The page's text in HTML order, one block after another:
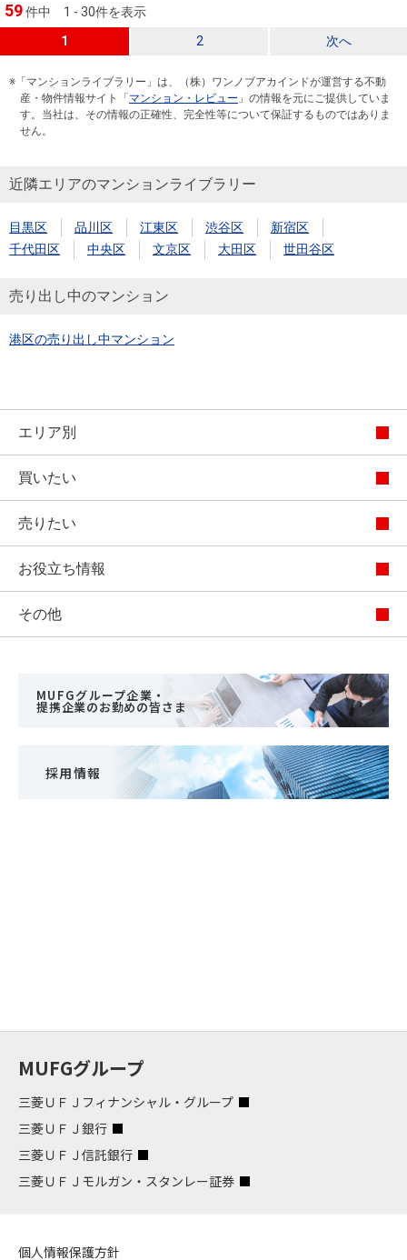
59件中
1 - 30件を表示
1
2 次へ
※「マンションライブラリー」は、（株）ワンノブアカインドが運営する不動
産・物件情報サイト「 マンション・レビュー 」の情報を元にご提供していま
す。当社は、その情報の正確性、完全性等について保証するものではありま
せん。
近隣エリアのマンションライブラリー
目黒区 品川区 江東区 渋谷区
新宿区
千代田区
中央区 文京区 大田区 世田谷区
売り出し中のマンション
港区の売り出し中マンション
エリア別
買いたい
売りたい
お役立ち情報
その他
MUFGグループ企業・
提携企業のお勤めの皆さま
採用情報
MUFGグループ
三菱ＵＦＪフィナンシャル・グループ
三菱ＵＦＪ銀行
三菱ＵＦＪ信託銀行
三菱ＵＦＪモルガン・スタンレー証券
個人情報保護方針